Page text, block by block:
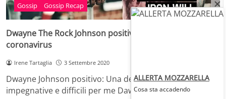
Gossip Gossip Recap
Dwayne The Rock Johnson positivo al test per il
coronavirus
Irene Tartaglia 3 Settembre 2020
Dwayne Johnson positivo: Una delle sfide più
impegnative e difficili per me Dawne Johnson positivo…
ALLERTA MOZZARELLA
Cosa sta accadendo